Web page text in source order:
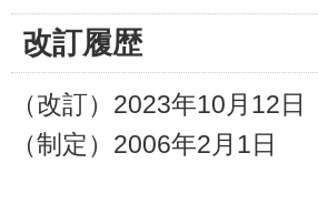
改訂履歴
（改訂）2023年10月12日
（制定）2006年2月1日